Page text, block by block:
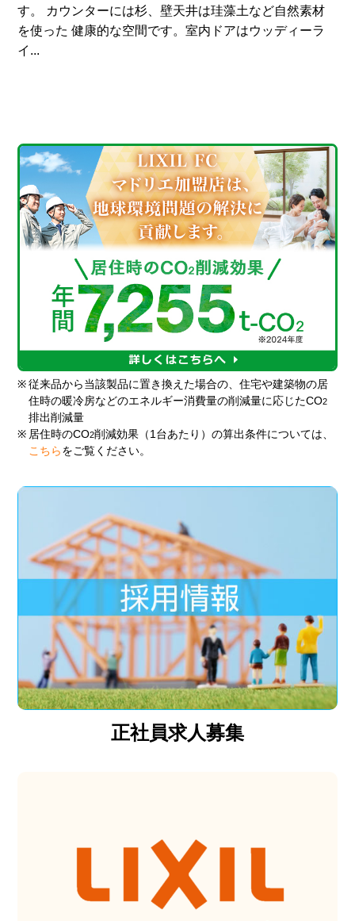
す。 カウンターには杉、壁天井は珪藻土など自然素材
を使った 健康的な空間です。室内ドアはウッディーラ
イ...
※ 従来品から当該製品に置き換えた場合の、住宅や建築物の居
住時の暖冷房などのエネルギー消費量の削減量に応じたCO2
排出削減量
※ 居住時のCO2削減効果（1台あたり）の算出条件については、
こちら をご覧ください。
正社員求人募集